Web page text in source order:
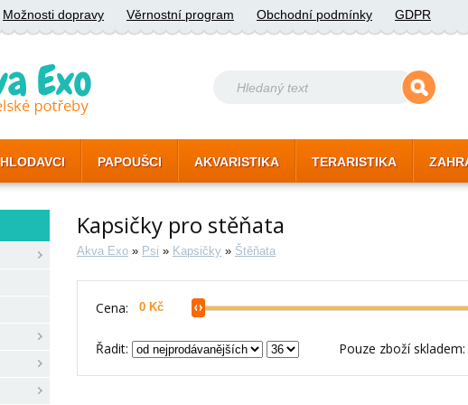
Možnosti dopravy Věrnostní program Obchodní podmínky GDPR
HLODAVCI PAPOUŠCI AKVARISTIKA TERARISTIKA
Kapsičky pro stěňata
Akva Exo » Psi » Kapsičky » Štěňata
Cena:
Řadit: Pouze zboží skladem: